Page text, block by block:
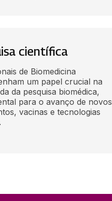
científica
de Biomedicina
um papel crucial na
da pesquisa biomédica,
para o avanço de novos
vacinas e tecnologias